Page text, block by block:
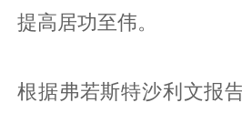
提高居功至伟。
根据弗若斯特沙利文报